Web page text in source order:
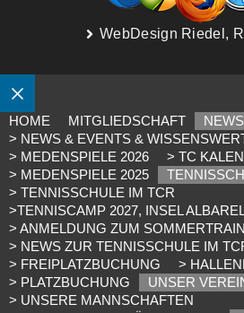
WebDesign Riedel,
SCHLIESSEN
HOME MITGLIEDSCHAFT
> NEWS & EVENTS &
> MEDENSPIELE 2026
> TC
> MEDENSPIELE 2025
> TENNISSCHULE IM TCR
>TENNISCAMP 2027, INSEL
> ANMELDUNG ZUM
> NEWS ZUR TENNISSCHULE IM
> FREIPLATZBUCHUNG
>
> PLATZBUCHUNG
UNSER
> UNSERE MANNSCHAFTEN